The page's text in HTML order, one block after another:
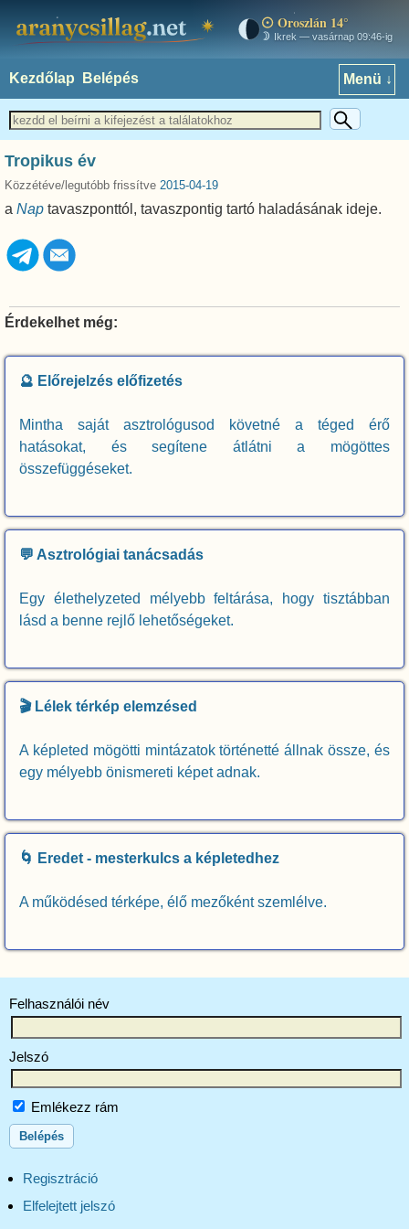
aranycsillag.net Oroszlán 14°
Ikrek — vasárnap 09:46-ig
Kezdőlap Belépés Menü ↓
Tropikus év
Közzétéve/legutóbb frissítve 2015-04-19
a Nap tavaszponttól, tavaszpontig tartó haladásának ideje.
Érdekelhet még:
🔮 Előrejelzés előfizetés
Mintha saját asztrológusod követné a téged érő
hatásokat, és segítene átlátni a mögöttes
összefüggéseket.
💬 Asztrológiai tanácsadás
Egy élethelyzeted mélyebb feltárása, hogy tisztábban
lásd a benne rejlő lehetőségeket.
🎬 Lélek térkép elemzésed
A képleted mögötti mintázatok történetté állnak össze, és
egy mélyebb önismereti képet adnak.
🌀 Eredet - mesterkulcs a képletedhez
A működésed térképe, élő mezőként szemlélve.
Felhasználói név
Jelszó
Emlékezz rám
Regisztráció
Elfelejtett jelszó